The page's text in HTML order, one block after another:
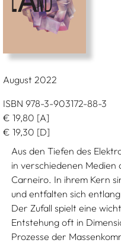
August 2022
ISBN 978-3-903172-88-3
€ 19,80 [A]
€ 19,30 [D]
Aus den Tiefen des
in verschiedenen Medien
Carneiro. In ihrem Kern
und entfalten sich
Der Zufall spielt eine
Entstehung oft in
Prozesse der